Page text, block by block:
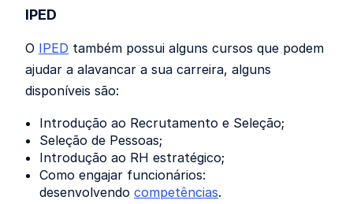
IPED
O IPED também possui alguns cursos que podem
ajudar a alavancar a sua carreira, alguns
disponíveis são:
Introdução ao Recrutamento e Seleção;
Seleção de Pessoas;
Introdução ao RH estratégico;
Como engajar funcionários:
desenvolvendo competências.